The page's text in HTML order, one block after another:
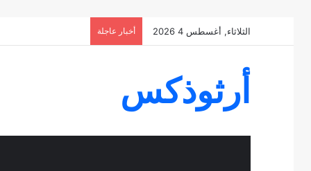
الثلاثاء, أغسطس 4 2026 أخبار عاجلة
أرثوذكس